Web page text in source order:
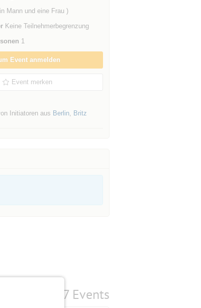
Mann und eine Frau )
Keine Teilnehmerbegrenzung
1
Event anmelden
Event merken
Initiatoren aus Berlin, Britz
7 Events